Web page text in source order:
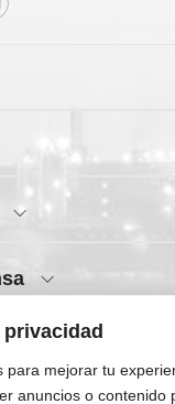
para mejorar tu
anuncios o contenido